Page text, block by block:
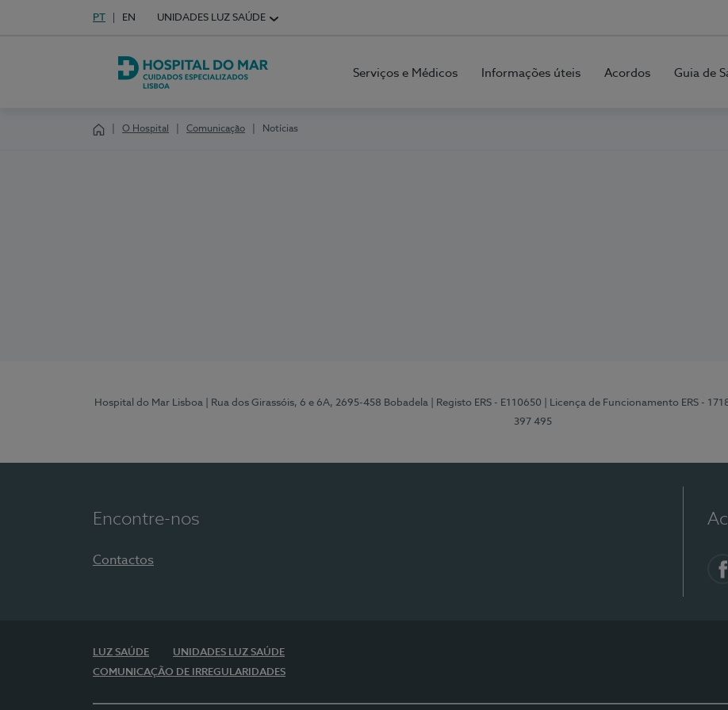
Escolha o seu idioma
Idioma em Português
PT English Language
EN UNIDADES LUZ SAÚDE
Hospital do Mar Lisboa
Serviços e Médicos Informações úteis Acordos Guia de
O Hospital Comunicação Notícias
Hospital do Mar Lisboa | Rua dos Girassóis, 6 e 6A, 2695-458 Bobadela | Registo ERS - E110650 | Licença de Funcionamento ERS -
397 495
Encontre-nos
Contactos
LUZ SAÚDE
UNIDADES LUZ SAÚDE
COMUNICAÇÃO DE IRREGULARIDADES